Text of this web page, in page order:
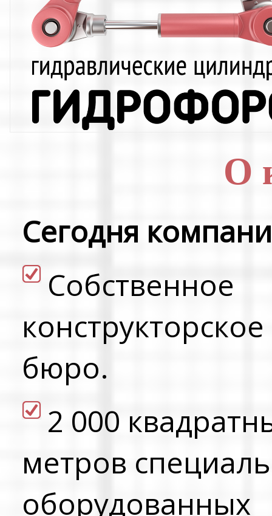
О
Сегодня
Cобственное
конструкторское
бюро.
2 000
метров
оборудованных